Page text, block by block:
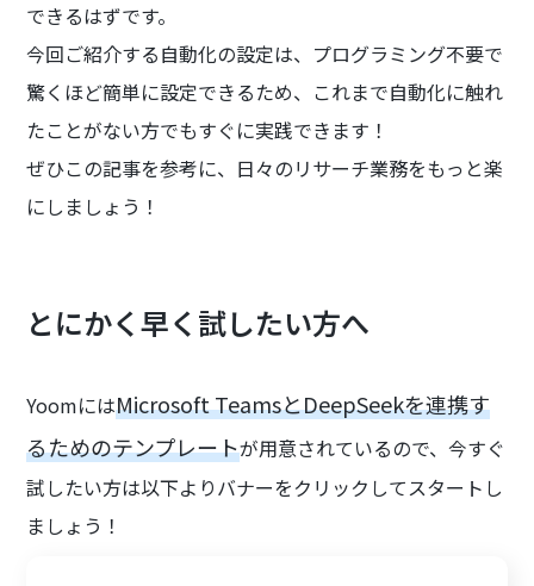
できるはずです。
今回ご紹介する自動化の設定は、プログラミング不要で
驚くほど簡単に設定できるため、これまで自動化に触れ
たことがない方でもすぐに実践できます！
ぜひこの記事を参考に、日々のリサーチ業務をもっと楽
にしましょう！
とにかく早く試したい方へ
YoomにはMicrosoft TeamsとDeepSeekを連携す
るためのテンプレートが用意されているので、今すぐ
試したい方は以下よりバナーをクリックしてスタートし
ましょう！